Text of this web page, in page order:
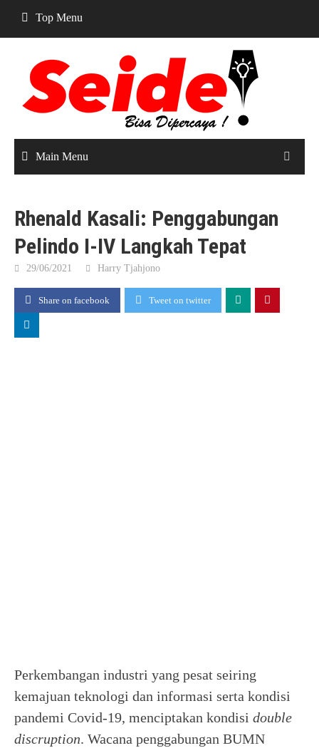
content
Top Menu
Main Menu
Rhenald Kasali: Penggabungan
Pelindo I-IV Langkah Tepat
29/06/2021 Harry Tjahjono
Share on facebook Tweet on twitter
Perkembangan industri yang pesat seiring
kemajuan teknologi dan informasi serta kondisi
pandemi Covid-19, menciptakan kondisi double
discruption. Wacana penggabungan BUMN